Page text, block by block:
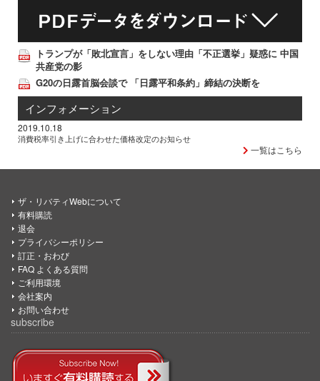
トランプが「敗北宣言」をしない理由「不正選挙」疑惑に 中国
共産党の影
G20の日露首脳会談で 「日露平和条約」締結の決断を
インフォメーション
2019.10.18
消費税率引き上げに合わせた価格改定のお知らせ
一覧はこちら
ザ・リバティWebについて
有料購読
退会
プライバシーポリシー
訂正・おわび
FAQ よくある質問
ご利用環境
会社案内
お問い合わせ
subscribe